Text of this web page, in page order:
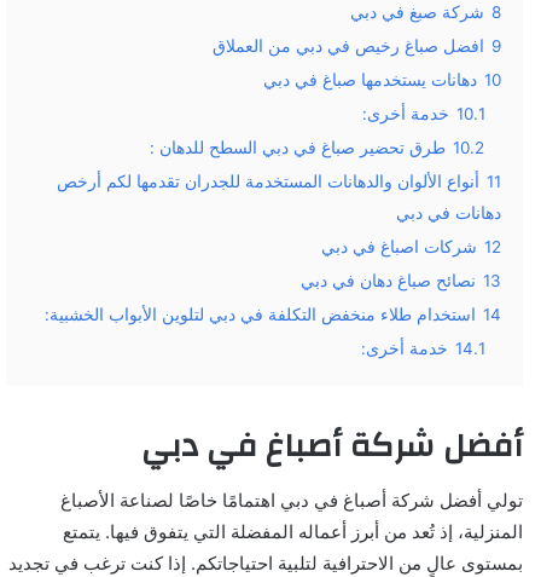
8 شركة صبغ في دبي
9 افضل صباغ رخيص في دبي من العملاق
10 دهانات يستخدمها صباغ في دبي
10.1 خدمة أخرى:
10.2 طرق تحضير صباغ في دبي السطح للدهان :
11 أنواع الألوان والدهانات المستخدمة للجدران تقدمها لكم أرخص
دهانات في دبي
12 شركات اصباغ في دبي
13 نصائح صباغ دهان في دبي
14 استخدام طلاء منخفض التكلفة في دبي لتلوين الأبواب الخشبية:
14.1 خدمة أخرى:
أفضل شركة أصباغ في دبي
تولي أفضل شركة أصباغ في دبي اهتمامًا خاصًا لصناعة الأصباغ
المنزلية، إذ تُعد من أبرز أعماله المفضلة التي يتفوق فيها. يتمتع
بمستوى عالٍ من الاحترافية لتلبية احتياجاتكم. إذا كنت ترغب في تجديد